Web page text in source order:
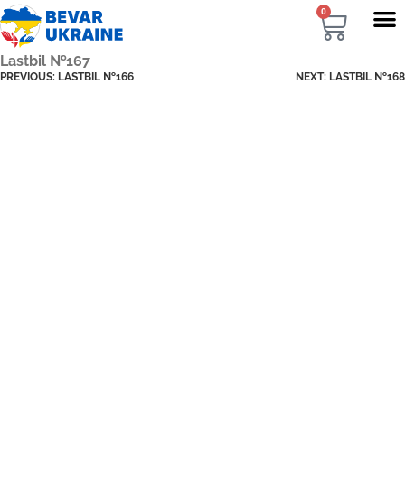
0
Lastbil №167
PREVIOUS: LASTBIL №166 NEXT: LASTBIL №168